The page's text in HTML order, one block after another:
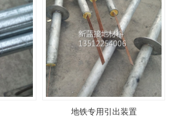
地铁专用引出装置